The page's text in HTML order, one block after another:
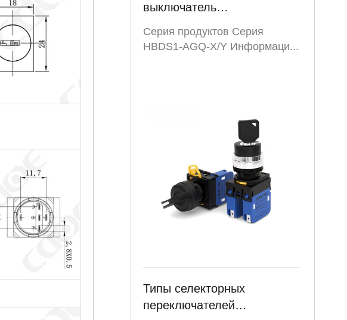
выключатель
выключена 2 3 положения
Серия продуктов Серия
HBDS1-AGQ-X/Y Информаци...
Типы селекторных
переключателей